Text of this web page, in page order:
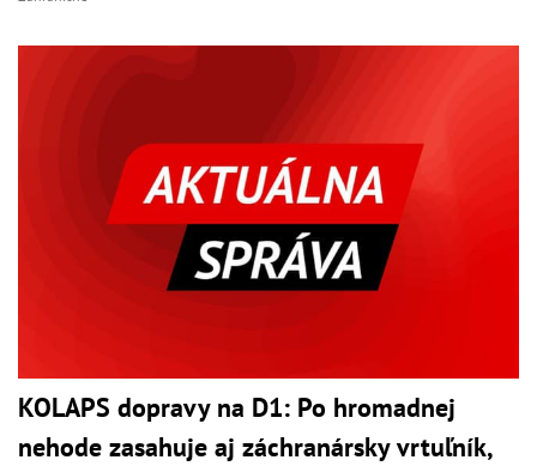
KOLAPS dopravy na D1: Po hromadnej
nehode zasahuje aj záchranársky vrtuľník,